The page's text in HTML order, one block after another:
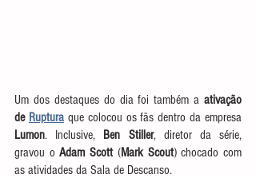
Um dos destaques do dia foi também a ativação
de Ruptura
Lumon. Inclusive, Ben Stiller, diretor da série,
gravou o Adam Scott (Mark Scout) chocado com
as atividades da Sala de Descanso.